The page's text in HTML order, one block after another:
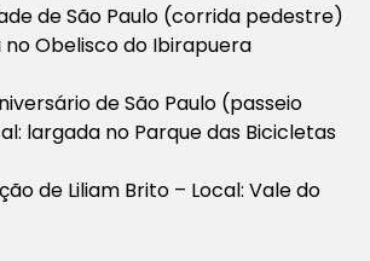
de São Paulo (corrida pedestre)
no Obelisco do Ibirapuera
de São Paulo (passeio
largada no Parque das Bicicletas
de Liliam Brito – Local: Vale do